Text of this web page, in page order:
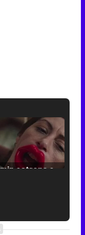
'120 Minutos' celebra sus 2.000 programas en Telemadrid con un vídeo del día a día en la redacción